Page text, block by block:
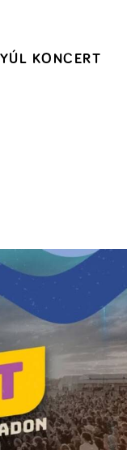
KONCERT